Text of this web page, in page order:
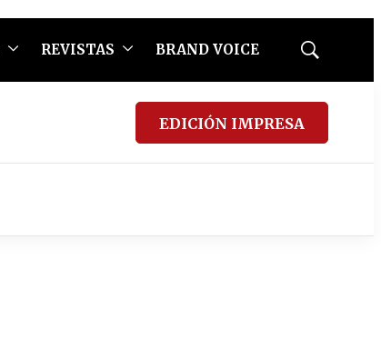
REVISTAS BRAND VOICE
Mostrar
EDICIÓN IMPRESA